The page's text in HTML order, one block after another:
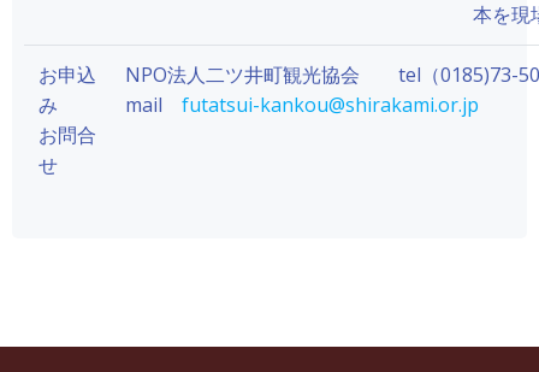
本を現
お申込
み
お問合
せ
NPO法人二ツ井町観光協会 tel（0185)73-
mail futatsui-kankou@shirakami.or.jp